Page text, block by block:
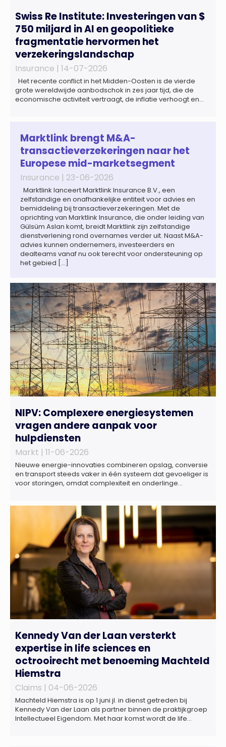
Swiss Re Institute: Investeringen van $
750 miljard in AI en geopolitieke
fragmentatie hervormen het
verzekeringslandschap
Insurance | 14-07-2026
Het recente conflict in het Midden-Oosten is de vierde
grote wereldwijde aanbodschok in zes jaar tijd, die de
economische activiteit vertraagt, de inflatie verhoogt en
wereldwijd naar verwachting afnemen tot 1,3% in reële
termen in […]
Marktlink brengt M&A-
transactieverzekeringen naar het
Europese mid-marketsegment
Insurance | 23-06-2026
Marktlink lanceert Marktlink Insurance B.V., een
zelfstandige en onafhankelijke entiteit voor advies en
bemiddeling bij transactieverzekeringen. Met de
oprichting van Marktlink Insurance, die onder leiding van
Gülsüm Aslan komt, breidt Marktlink zijn zelfstandige
dienstverlening rond overnames verder uit. Naast M&A-
advies kunnen ondernemers, investeerders en
dealteams vanaf nu ook terecht voor ondersteuning op
het gebied […]
NIPV: Complexere energiesystemen
vragen andere aanpak voor
hulpdiensten
Markt | 11-06-2026
Nieuwe energie-innovaties combineren opslag, conversie
en transport steeds vaker in één systeem dat gevoeliger is
voor storingen, omdat complexiteit en onderlinge
energietransitie. Het NIPV onderzocht zes innovaties met
potentieel grote invloed op het toekomstige
energiesysteem. Het betreft systemen waarbij elektriciteit
Kennedy Van der Laan versterkt
expertise in life sciences en
octrooirecht met benoeming Machteld
Hiemstra
Claims | 04-06-2026
Machteld Hiemstra is op 1 juni jl. in dienst getreden bij
Kennedy Van der Laan als partner binnen de praktijkgroep
Intellectueel Eigendom. Met haar komst wordt de life